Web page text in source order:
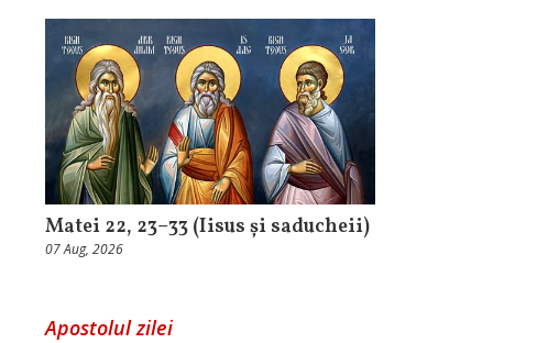
Matei 22, 23–33 (Iisus și saducheii)
07 Aug, 2026
Apostolul zilei